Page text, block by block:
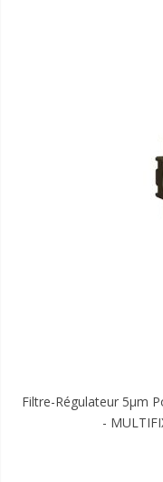
Filtre-Régulateur 5µm
-